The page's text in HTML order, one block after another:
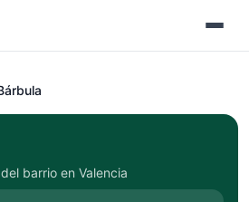
barrio en Valencia